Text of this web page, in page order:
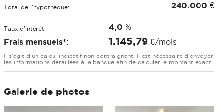
Total de l'hypothèque: 240.000 €
Taux d'intérêt: 4,0 %
Frais mensuels*:
1.145,79 €/mois
Il s'agit d'un calcul indicatif non contraignant. Il est nécessaire d'envoyer
les informations détaillées à la banque afin de calculer le montant exact.
Galerie de photos